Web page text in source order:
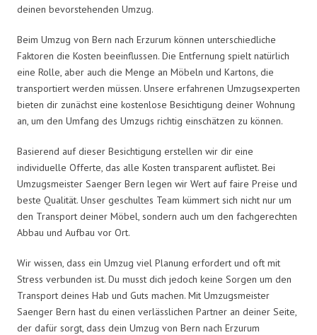
deinen bevorstehenden Umzug.
Beim Umzug von Bern nach Erzurum können unterschiedliche
Faktoren die Kosten beeinflussen. Die Entfernung spielt natürlich
eine Rolle, aber auch die Menge an Möbeln und Kartons, die
transportiert werden müssen. Unsere erfahrenen Umzugsexperten
bieten dir zunächst eine kostenlose Besichtigung deiner Wohnung
an, um den Umfang des Umzugs richtig einschätzen zu können.
Basierend auf dieser Besichtigung erstellen wir dir eine
individuelle Offerte, das alle Kosten transparent auflistet. Bei
Umzugsmeister Saenger Bern legen wir Wert auf faire Preise und
beste Qualität. Unser geschultes Team kümmert sich nicht nur um
den Transport deiner Möbel, sondern auch um den fachgerechten
Abbau und Aufbau vor Ort.
Wir wissen, dass ein Umzug viel Planung erfordert und oft mit
Stress verbunden ist. Du musst dich jedoch keine Sorgen um den
Transport deines Hab und Guts machen. Mit Umzugsmeister
Saenger Bern hast du einen verlässlichen Partner an deiner Seite,
der dafür sorgt, dass dein Umzug von Bern nach Erzurum